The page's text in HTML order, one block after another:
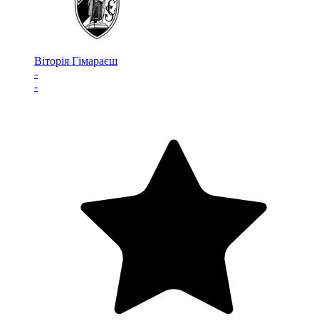
Віторія Гімараєш
-
-